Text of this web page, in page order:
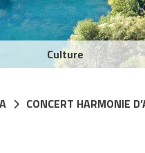
Culture
CONCERT HARMONIE